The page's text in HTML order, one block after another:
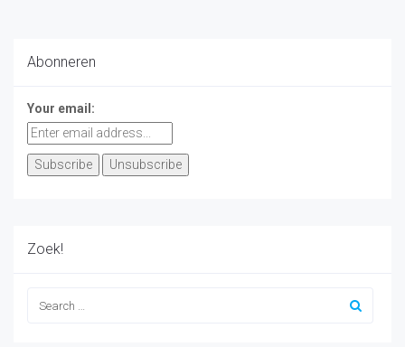
Abonneren
Your email:
Zoek!